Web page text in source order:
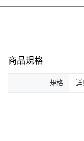
商品規格
規格 詳